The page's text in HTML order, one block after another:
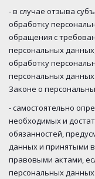
- в случае отзыва
обработку
обращения с
персональных
обработку
персональных
Законе о
- самостоятельно
необходимых и
обязанностей,
данных и принятыми
правовыми актами,
персональных